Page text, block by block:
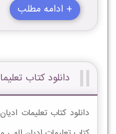
+ ادامه مطلب
دانلود کتاب
دانلود کتاب تعلیمات